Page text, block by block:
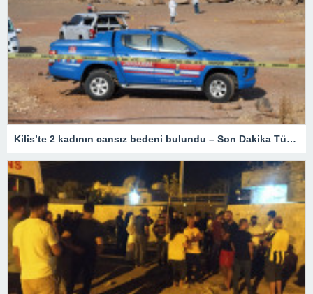
Kilis’te 2 kadının cansız bedeni bulundu – Son Dakika Türkiye Haberleri